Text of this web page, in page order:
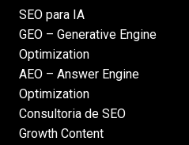
SEO para IA
GEO – Generative Engine
Optimization
AEO – Answer Engine
Optimization
Consultoria de SEO
Growth Content